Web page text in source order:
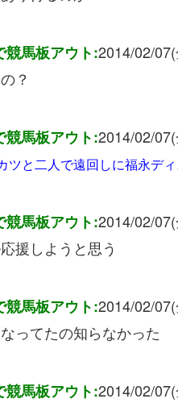
競馬板アウト:2014/02/
？
競馬板アウト:2014/02/
ツと二人で遠回しに福永デ
競馬板アウト:2014/02/
援しようと思う
競馬板アウト:2014/02/
ってたの知らなかった
競馬板アウト:2014/02/